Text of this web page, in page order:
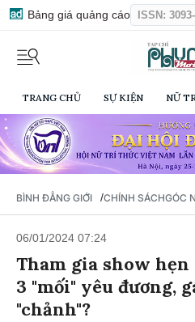
Bảng giá quảng cáo ISSN:
TRANG CHỦ SỰ KIỆN NỮ
BÌNH ĐẲNG GIỚI /CHÍNH SÁCHGÓC
06/01/2024 07:24
Tham gia show
3 "mối" yêu đương,
"chảnh"?